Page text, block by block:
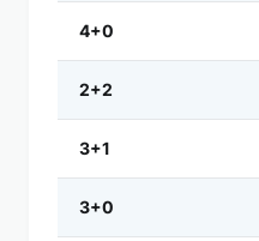
4+0
2+2
3+1
3+0